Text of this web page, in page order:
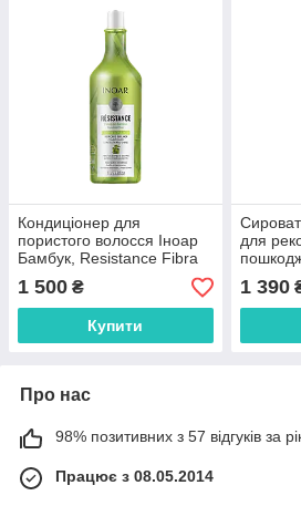
Кондиціонер для
пористого волосся Іноар
Бамбук, Resistance Fibra
de Bamboo, 1000 мл .
1 500 ₴
Купити
для
Y4.3
1 390
Про нас
98% позитивних з 57 відгуків за
Працює з 08.05.2014